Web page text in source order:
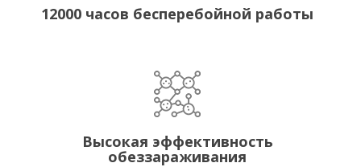
12000 часов бесперебойной работы
Высокая эффективность
обеззараживания